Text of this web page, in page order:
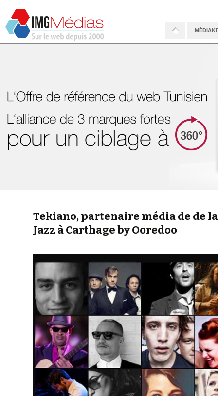
Tekiano, partenaire média de de
Jazz à Carthage by Ooredoo